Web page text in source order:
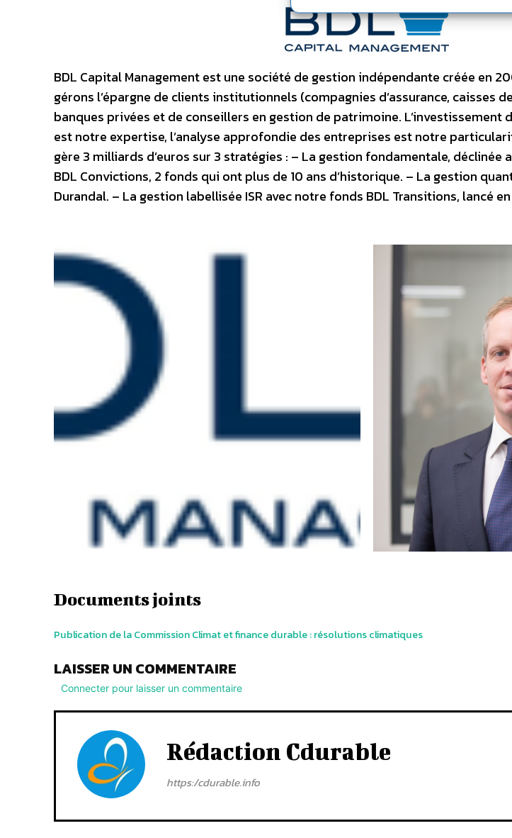
BDL Capital Management est une société de gestion indépendante créée en
gérons l’épargne de clients institutionnels (compagnies d’assurance, caisses
banques privées et de conseillers en gestion de patrimoine. L’investissement
est notre expertise, l’analyse approfondie des entreprises est notre
gère 3 milliards d’euros sur 3 stratégies : – La gestion fondamentale, déclinée
BDL Convictions, 2 fonds qui ont plus de 10 ans d’historique. – La gestion
Durandal. – La gestion labellisée ISR avec notre fonds BDL Transitions, lancé en
Documents joints
Publication de la Commission Climat et finance durable : résolutions climatiques
LAISSER UN COMMENTAIRE
Connecter pour laisser un commentaire
Rédaction Cdurable
https:/cdurable.info